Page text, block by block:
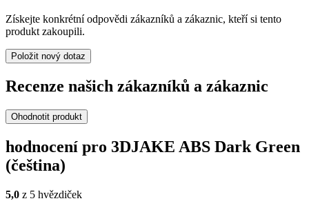
Získejte konkrétní odpovědi zákazníků a zákaznic, kteří si tento
produkt zakoupili.
Položit nový dotaz
Recenze našich zákazníků a zákaznic
Ohodnotit produkt
hodnocení pro 3DJAKE ABS Dark Green
(čeština)
5,0 z 5 hvězdiček